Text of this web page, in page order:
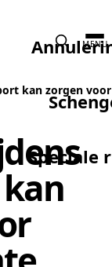
Speciale
MENU
kan zorgen voor